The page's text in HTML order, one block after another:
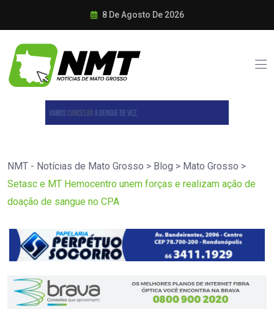
8 De Agosto De 2026
NMT - Notícias de Mato Grosso > Blog > Mato Grosso >
Setasc e MT Hemocentro unem forças e realizam ação de
doação de sangue no CPA